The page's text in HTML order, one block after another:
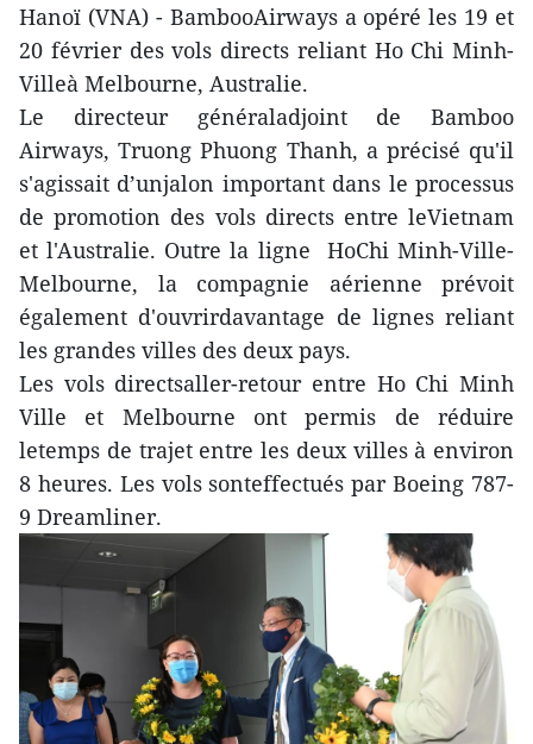
Hanoï (VNA) - BambooAirways a opéré les 19 et
20 février des vols directs reliant Ho Chi Minh-
Villeà Melbourne, Australie.
Le directeur généraladjoint de Bamboo
Airways, Truong Phuong Thanh, a précisé qu'il
s'agissait d’unjalon important dans le processus
de promotion des vols directs entre leVietnam
et l'Australie. Outre la ligne HoChi Minh-Ville-
Melbourne, la compagnie aérienne prévoit
également d'ouvrirdavantage de lignes reliant
les grandes villes des deux pays.
Les vols directsaller-retour entre Ho Chi Minh
Ville et Melbourne ont permis de réduire
letemps de trajet entre les deux villes à environ
8 heures. Les vols sonteffectués par Boeing 787-
9 Dreamliner.